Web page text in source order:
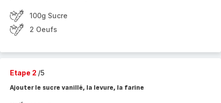
100g Sucre
2 Oeufs
Etape 2 /5
Ajouter le sucre vanillé, la levure, la farine